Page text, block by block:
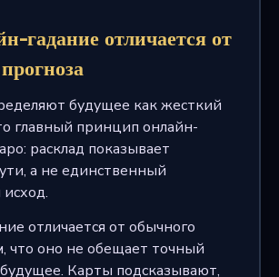
гадание отличается от
будущее как жесткий
главный принцип онлайн-
расклад показывает
а не единственный
отличается от обычного
что оно не обещает точный
Карты подсказывают,